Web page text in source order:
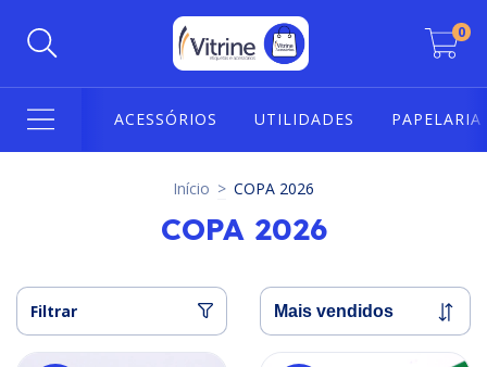
0
ACESSÓRIOS UTILIDADES PAPELARIA
Início > COPA 2026
COPA 2026
Filtrar